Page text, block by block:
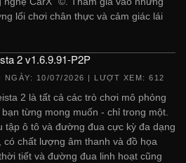
lối chơi chân thực và cảm giác lái
2 v1.6.9.91-P2P
NGÀY: 10/07/2026 | LƯỢT XEM: 612
2 là tất cả các trò chơi mô phỏng
từng mong muốn - chỉ trong một.
tập ô tô và đường đua cực kỳ đa dạng
chất lượng âm thanh và đồ họa
tiết và đường đua linh hoạt cũng